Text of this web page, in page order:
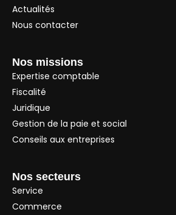
Actualités
Nous contacter
Nos missions
Expertise comptable
Fiscalité
Juridique
Gestion de la paie et social
Conseils aux entreprises
Nos secteurs
Service
Commerce